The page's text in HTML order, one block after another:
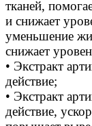
тканей,
и снижает
уменьшение
снижает
• Экстракт
действие;
• Экстракт
действие,